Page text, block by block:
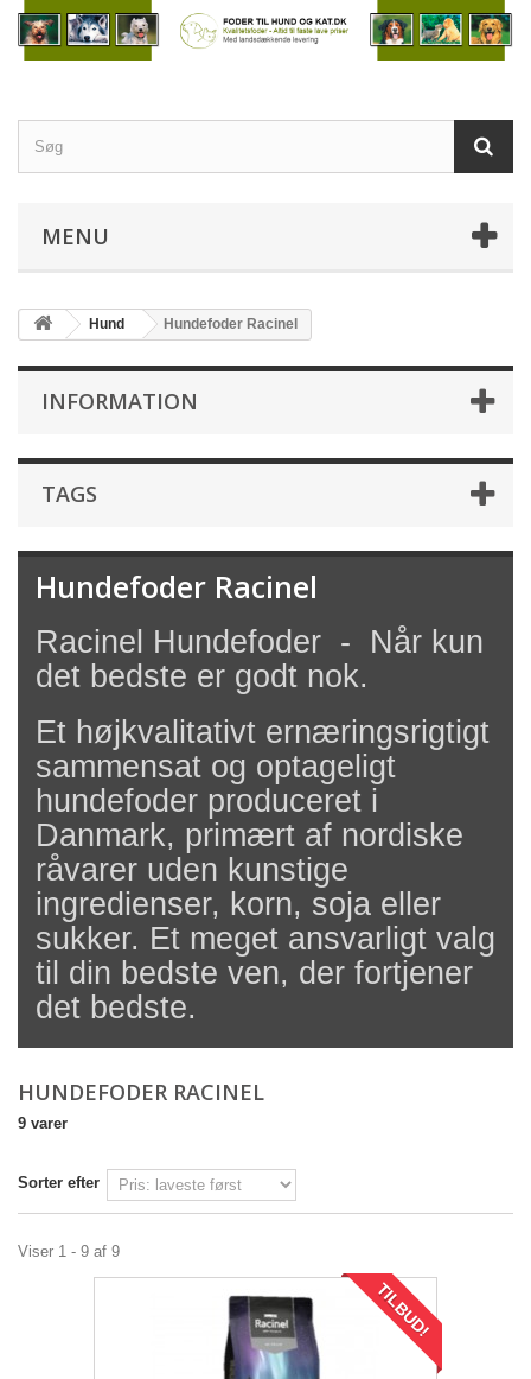
MENU
Hund Hundefoder Racinel
INFORMATION
TAGS
Hundefoder Racinel
Racinel Hundefoder - Når kun
det bedste er godt nok.
Et højkvalitativt ernæringsrigtigt
sammensat og optageligt
hundefoder produceret i
Danmark, primært af nordiske
råvarer uden kunstige
ingredienser, korn, soja eller
sukker. Et meget ansvarligt valg
til din bedste ven, der fortjener
det bedste.
HUNDEFODER RACINEL
9 varer
Sorter efter
Viser 1 - 9 af 9
TILBUD!